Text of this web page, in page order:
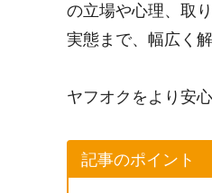
の立場や心理、取
実態まで、幅広く
ヤフオクをより安
記事のポイント